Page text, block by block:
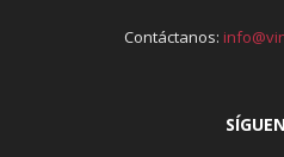
Contáctanos: